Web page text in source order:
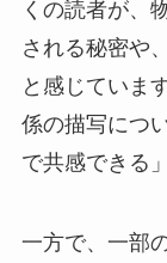
くの読者が、
される秘密や
と感じていま
係の描写につ
で共感できる
一方で、一部